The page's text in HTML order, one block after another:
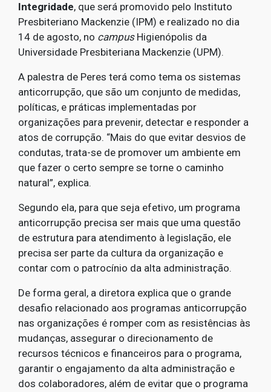
Integridade, que será promovido pelo Instituto
Presbiteriano Mackenzie (IPM) e realizado no dia
14 de agosto, no campus Higienópolis da
Universidade Presbiteriana Mackenzie (UPM).
A palestra de Peres terá como tema os sistemas
anticorrupção, que são um conjunto de medidas,
políticas, e práticas implementadas por
organizações para prevenir, detectar e responder a
atos de corrupção. “Mais do que evitar desvios de
condutas, trata-se de promover um ambiente em
que fazer o certo sempre se torne o caminho
natural”, explica.
Segundo ela, para que seja efetivo, um programa
anticorrupção precisa ser mais que uma questão
de estrutura para atendimento à legislação, ele
precisa ser parte da cultura da organização e
contar com o patrocínio da alta administração.
De forma geral, a diretora explica que o grande
desafio relacionado aos programas anticorrupção
nas organizações é romper com as resistências às
mudanças, assegurar o direcionamento de
recursos técnicos e financeiros para o programa,
garantir o engajamento da alta administração e
dos colaboradores, além de evitar que o programa